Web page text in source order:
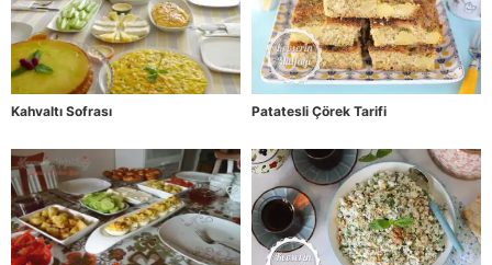
Kahvaltı Sofrası Patatesli Çörek Tarifi